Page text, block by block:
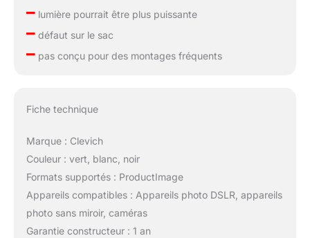
–lumière pourrait être plus puissante
–défaut sur le sac
–pas conçu pour des montages fréquents
Fiche technique
Marque : Clevich
Couleur : vert, blanc, noir
Formats supportés : ProductImage
Appareils compatibles : Appareils photo DSLR, appareils
photo sans miroir, caméras
Garantie constructeur : 1 an